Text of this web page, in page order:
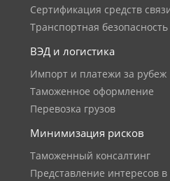
Сертификация средств
Транспортная безопасность
ВЭД и логистика
Импорт и платежи за рубеж
Таможенное оформление
Перевозка грузов
Минимизация рисков
Таможенный консалтинг
Представление интересов в